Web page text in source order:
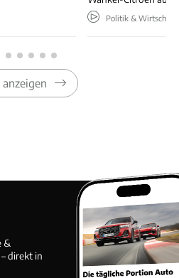
Politik & Wirtschaft
&
direkt in